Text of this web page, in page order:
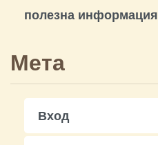
полезна информация
Мета
Вход